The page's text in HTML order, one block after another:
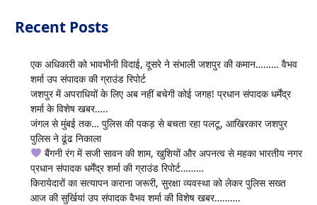
Recent Posts
एक अधिकारी को भावभीनी विदाई, दूसरे ने संभाली जशपुर की कमान……… वैभव
शर्मा उप संपादक की ग्राउंड रिपोर्ट
जशपुर में अपराधियों के लिए अब नहीं बचेगी कोई जगह! प्रधान संपादक धर्मेंद्र
शर्मा के विशेष खबर…..
जंगल से मुंबई तक… पुलिस की पकड़ से बचता रहा पलटू, आखिरकार जशपुर
पुलिस ने ढूंढ निकाला
बैंगनी रंग में सजी सावन की शाम, खुशियों और अपनत्व से महका भारतीय नगर
प्रधान संपादक धर्मेंद्र शर्मा की ग्राउंड रिपोर्ट………
किरायेदारों का सत्यापन कराना जरूरी, सुरक्षा व्यवस्था को लेकर पुलिस सख्त
आज की सुर्खियां उप संपादक वैभव शर्मा की विशेष खबर……….